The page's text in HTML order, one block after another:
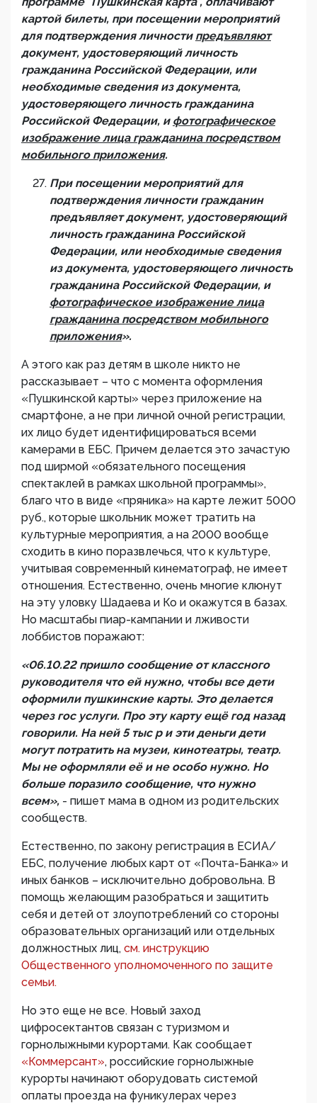
картой билеты, при посещении мероприятий
для подтверждения личности предъявляют
документ, удостоверяющий личность
гражданина Российской Федерации, или
необходимые сведения из документа,
удостоверяющего личность гражданина
Российской Федерации, и фотографическое
изображение лица гражданина посредством
мобильного приложения.
При посещении мероприятий для
подтверждения личности гражданин
предъявляет документ, удостоверяющий
личность гражданина Российской
Федерации, или необходимые сведения
из документа, удостоверяющего личность
гражданина Российской Федерации, и
фотографическое изображение лица
гражданина посредством мобильного
приложения».
А этого как раз детям в школе никто не
рассказывает – что с момента оформления
«Пушкинской карты» через приложение на
смартфоне, а не при личной очной регистрации,
их лицо будет идентифицироваться всеми
камерами в ЕБС. Причем делается это зачастую
под ширмой «обязательного посещения
спектаклей в рамках школьной программы»,
благо что в виде «пряника» на карте лежит 5000
руб., которые школьник может тратить на
культурные мероприятия, а на 2000 вообще
сходить в кино поразвлечься, что к культуре,
учитывая современный кинематограф, не имеет
отношения. Естественно, очень многие клюнут
на эту уловку Шадаева и Ко и окажутся в базах.
Но масштабы пиар-кампании и лживости
лоббистов поражают:
«06.10.22 пришло сообщение от классного
руководителя что ей нужно, чтобы все дети
оформили пушкинские карты. Это делается
через гос услуги. Про эту карту ещё год назад
говорили. На ней 5 тыс р и эти деньги дети
могут потратить на музеи, кинотеатры, театр.
Мы не оформляли её и не особо нужно. Но
больше поразило сообщение, что нужно
всем», - пишет мама в одном из родительских
сообществ.
Естественно, по закону регистрация в ЕСИА/
ЕБС, получение любых карт от «Почта-Банка» и
иных банков – исключительно добровольна. В
помощь желающим разобраться и защитить
себя и детей от злоупотреблений со стороны
образовательных организаций или отдельных
должностных лиц, см. инструкцию
Общественного уполномоченного по защите
семьи.
Но это еще не все. Новый заход
цифросектантов связан с туризмом и
горнолыжными курортами. Как сообщает
«Коммерсант», российские горнолыжные
курорты начинают оборудовать системой
оплаты проезда на фуникулерах через